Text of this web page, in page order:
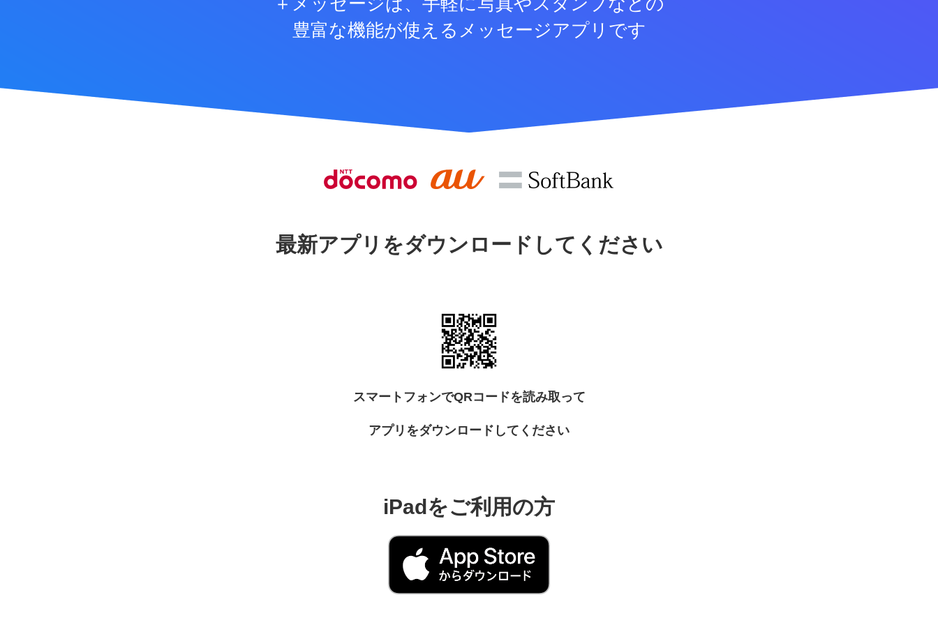
豊富な機能が使えるメッセージアプリです
最新アプリをダウンロードしてください
スマートフォンでQRコードを読み取って
アプリをダウンロードしてください
iPadをご利用の方